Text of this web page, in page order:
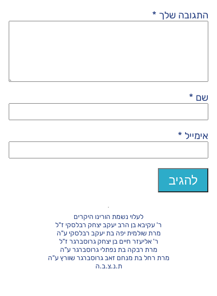
התגובה שלך *
שם *
אימייל *
לעלוי נשמת הורינו היקרים
ר' עקיבא בן הרב יעקב יצחק רבלסקי ז"ל
מרת שולמית יפה בת יעקב רבלסקי ע"ה
ר' אליעזר חיים בן יצחק גרוסברגר ז"ל
מרת רבקה בת נפתלי גרוסברגר ע"ה
מרת רחל בת מנחם זאב גרוסברגר שוורץ ע"ה
ת.נ.צ.ב.ה